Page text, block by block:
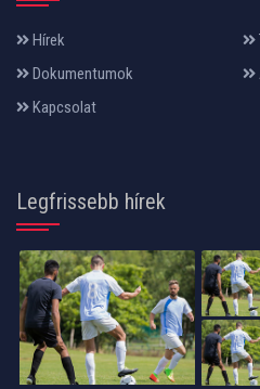
Hírek
Dokumentumok
Kapcsolat
Legfrissebb hírek